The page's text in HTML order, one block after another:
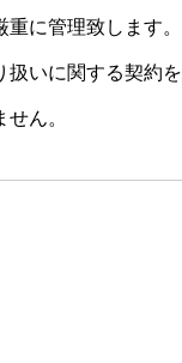
に管理致します
いに関する契約
ん。